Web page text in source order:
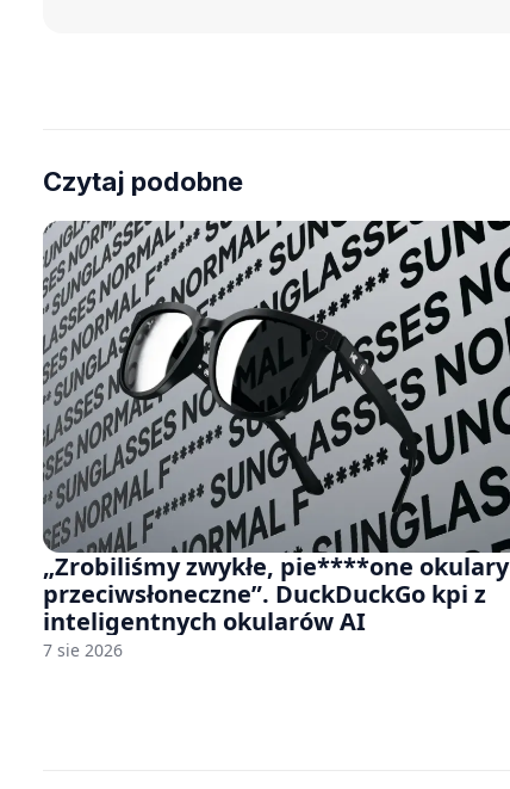
Czytaj podobne
„Zrobiliśmy zwykłe, pie****one okulary
przeciwsłoneczne”. DuckDuckGo kpi z
inteligentnych okularów AI
7 sie 2026